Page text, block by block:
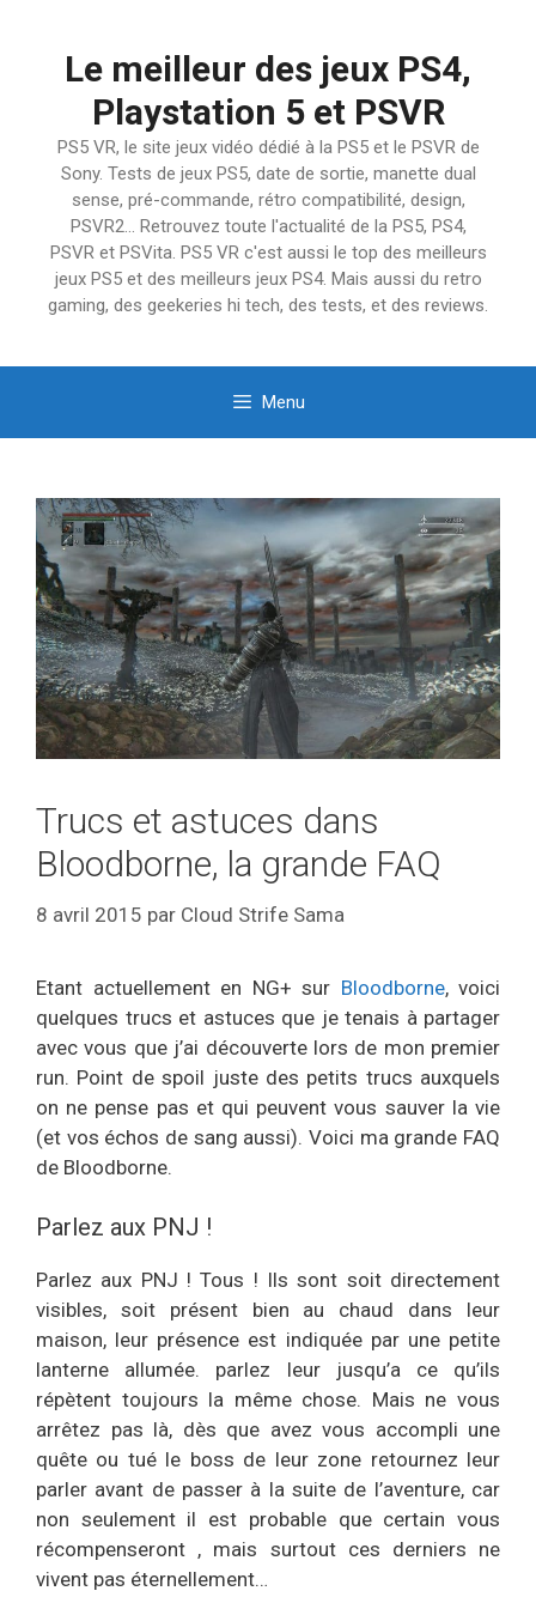
Le meilleur des jeux PS4,
Playstation 5 et PSVR
PS5 VR, le site jeux vidéo dédié à la PS5 et le PSVR de
Sony. Tests de jeux PS5, date de sortie, manette dual
sense, pré-commande, rétro compatibilité, design,
PSVR2… Retrouvez toute l'actualité de la PS5, PS4,
PSVR et PSVita. PS5 VR c'est aussi le top des meilleurs
jeux PS5 et des meilleurs jeux PS4. Mais aussi du retro
gaming, des geekeries hi tech, des tests, et des reviews.
Menu
Trucs et astuces dans
Bloodborne, la grande FAQ
8 avril 2015 par Cloud Strife Sama
Etant actuellement en NG+ sur Bloodborne, voici
quelques trucs et astuces que je tenais à partager
avec vous que j’ai découverte lors de mon premier
run. Point de spoil juste des petits trucs auxquels
on ne pense pas et qui peuvent vous sauver la vie
(et vos échos de sang aussi). Voici ma grande FAQ
de Bloodborne.
Parlez aux PNJ !
Parlez aux PNJ ! Tous ! Ils sont soit directement
visibles, soit présent bien au chaud dans leur
maison, leur présence est indiquée par une petite
lanterne allumée. parlez leur jusqu’a ce qu’ils
répètent toujours la même chose. Mais ne vous
arrêtez pas là, dès que avez vous accompli une
quête ou tué le boss de leur zone retournez leur
parler avant de passer à la suite de l’aventure, car
non seulement il est probable que certain vous
récompenseront , mais surtout ces derniers ne
vivent pas éternellement…